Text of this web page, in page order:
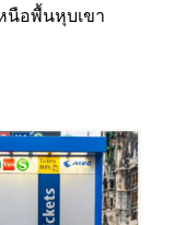
นือพื้นหุบเขา
ชวังของ
าปัตยกรรมฟื้นฟู
ซึ่ง
สถาปัตยกรรม